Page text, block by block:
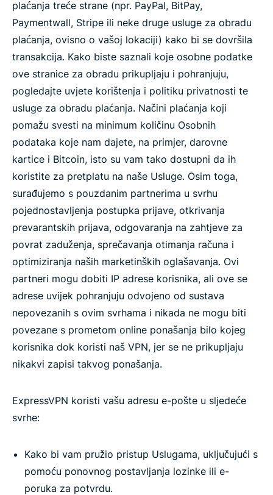
plaćanja treće strane (npr. PayPal, BitPay,
Paymentwall, Stripe ili neke druge usluge za obradu
plaćanja, ovisno o vašoj lokaciji) kako bi se dovršila
transakcija. Kako biste saznali koje osobne podatke
ove stranice za obradu prikupljaju i pohranjuju,
pogledajte uvjete korištenja i politiku privatnosti te
usluge za obradu plaćanja. Načini plaćanja koji
pomažu svesti na minimum količinu Osobnih
podataka koje nam dajete, na primjer, darovne
kartice i Bitcoin, isto su vam tako dostupni da ih
koristite za pretplatu na naše Usluge. Osim toga,
surađujemo s pouzdanim partnerima u svrhu
pojednostavljenja postupka prijave, otkrivanja
prevarantskih prijava, odgovaranja na zahtjeve za
povrat zaduženja, sprečavanja otimanja računa i
optimiziranja naših marketinških oglašavanja. Ovi
partneri mogu dobiti IP adrese korisnika, ali ove se
adrese uvijek pohranjuju odvojeno od sustava
nepovezanih s ovim svrhama i nikada ne mogu biti
povezane s prometom online ponašanja bilo kojeg
korisnika dok koristi naš VPN, jer se ne prikupljaju
nikakvi zapisi takvog ponašanja.
ExpressVPN koristi vašu adresu e-pošte u sljedeće
svrhe:
Kako bi vam pružio pristup Uslugama, uključujući s
pomoću ponovnog postavljanja lozinke ili e-
poruka za potvrdu.